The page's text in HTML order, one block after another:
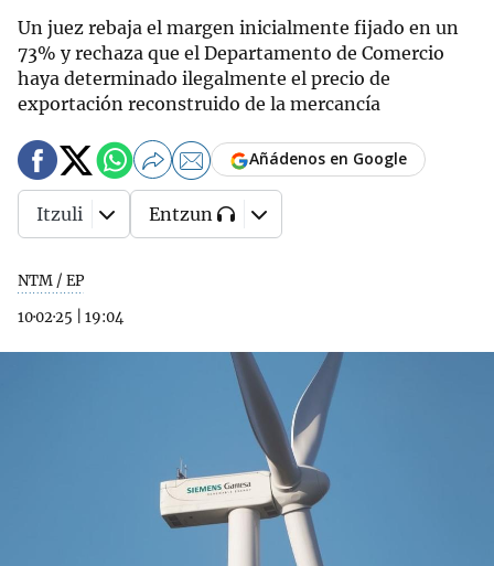
Un juez rebaja el margen inicialmente fijado en un
73% y rechaza que el Departamento de Comercio
haya determinado ilegalmente el precio de
exportación reconstruido de la mercancía
NTM / EP
10·02·25
19:04
Añádenos en Google
Itzuli Entzun